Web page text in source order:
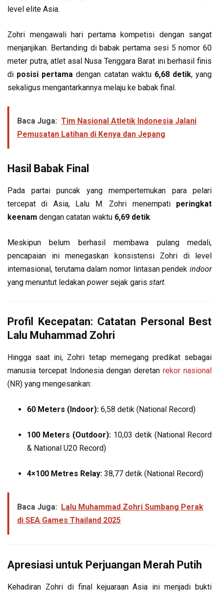
level elite Asia.
Zohri mengawali hari pertama kompetisi dengan sangat
menjanjikan. Bertanding di babak pertama sesi 5 nomor 60
meter putra, atlet asal Nusa Tenggara Barat ini berhasil finis
di posisi pertama dengan catatan waktu 6,68 detik, yang
sekaligus mengantarkannya melaju ke babak final.
Baca Juga: Tim Nasional Atletik Indonesia Jalani
Pemusatan Latihan di Kenya dan Jepang
Hasil Babak Final
Pada partai puncak yang mempertemukan para pelari
tercepat di Asia, Lalu M. Zohri menempati peringkat
keenam dengan catatan waktu 6,69 detik.
Meskipun belum berhasil membawa pulang medali,
pencapaian ini menegaskan konsistensi Zohri di level
internasional, terutama dalam nomor lintasan pendek indoor
yang menuntut ledakan powersejak garis start.
Profil Kecepatan: Catatan Personal Best
Lalu Muhammad Zohri
Hingga saat ini, Zohri tetap memegang predikat sebagai
manusia tercepat Indonesia dengan deretanrekor nasional
(NR) yang mengesankan:
60 Meters (Indoor): 6,58 detik (National Record)
100 Meters (Outdoor): 10,03 detik (National Record
& National U20 Record)
4×100 Metres Relay: 38,77 detik (National Record)
Baca Juga: Lalu Muhammad Zohri Sumbang Perak
di SEA Games Thailand 2025
Apresiasi untuk Perjuangan Merah Putih
Kehadiran Zohri di final kejuaraan Asia ini menjadi bukti